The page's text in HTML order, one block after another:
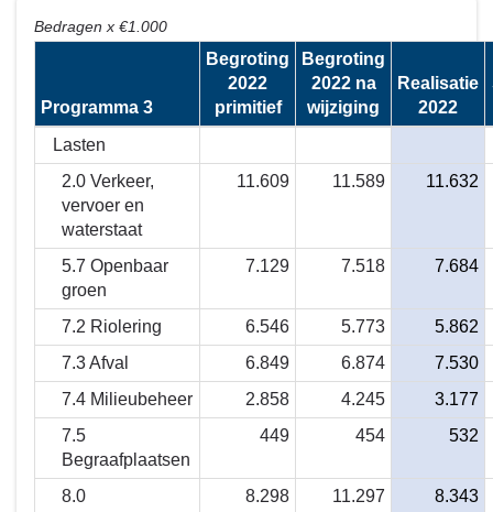
Financieel
overzicht
Programma
2022?
Bedragen x €1.000
Programma 3
Begroting
2022
primitief
Begroting
2022 na
wijziging
Realisatie
2022
Lasten
2.0 Verkeer,
vervoer en
waterstaat
11.609 11.589 11.632
5.7 Openbaar
groen
7.129 7.518 7.684
7.2 Riolering 6.546 5.773
5.862
7.3 Afval
6.849 6.874
7.530
7.4 Milieubeheer
2.858 4.245
3.177
7.5
Begraafplaatsen
449 454 532
8.0
8.298 11.297 8.343